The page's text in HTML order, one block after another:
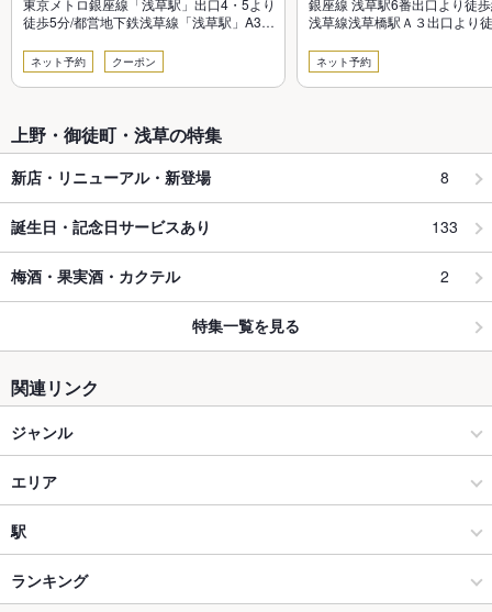
徒歩5分/都営地下鉄浅草線「浅草駅」A3出
ネット予約 クーポン
浅草線浅草橋駅Ａ３出口より
ネット予約
上野・御徒町・浅草の特集
新店・リニューアル・新登場 8
誕生日・記念日サービスあり 133
梅酒・果実酒・カクテル 2
特集一覧を見る
関連リンク
ジャンル
和食
鍋
しゃぶしゃぶ・すき焼き
エリア
浅草
浅草 × 和食
駅
浅草駅
ランキング